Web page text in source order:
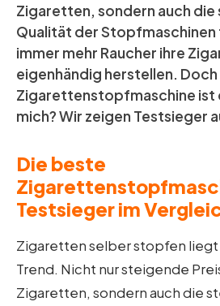
Zigaretten, sondern auch
Qualität der Stopfmaschinen
immer mehr Raucher ihre
eigenhändig herstellen.
Zigarettenstopfmaschine ist
mich? Wir zeigen Testsieger
Die beste
Testsieger im
Zigaretten selber stopfen liegt
Trend. Nicht nur steigende
Zigaretten, sondern auch die